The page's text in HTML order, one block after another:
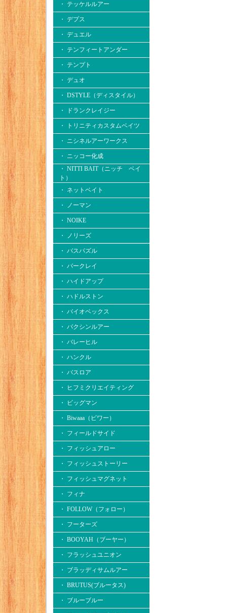
・ テッケルルアー
・ デプス
・ デュエル
・ テンフィートアンダー
・ テンプト
・ デュオ
・ DSTYLE（ディスタイル）
・ ドランクレイジー
・ トリニティカスタムベイツ
・ ニシネルアーワークス
・ ニッコー化成
・ NITTI BAIT（ニッチ ベイ
ト）
・ ネットベイト
・ ノーマン
・ NOIKE
・ ノリーズ
・ バスパズル
・ バークレイ
・ ハイドアップ
・ ハドルストン
・ バイオベックス
・ バクシンルアー
・ バレーヒル
・ ハンクル
・ バスロア
・ ヒフミクリエイティング
・ ビッグマン
・ Biwaaa（ビワー）
・ フィールドサイド
・ フィッシュアロー
・ フィッシュストーリー
・ フィッシュマグネット
・ フィナ
・ FOLLOW（フォロー）
・ フーターズ
・ BOOYAH（ブーヤー）
・ フラッシュユニオン
・ ブラッディサムルアー
・ BRUTUS(ブルータス)
・ ブルーブルー